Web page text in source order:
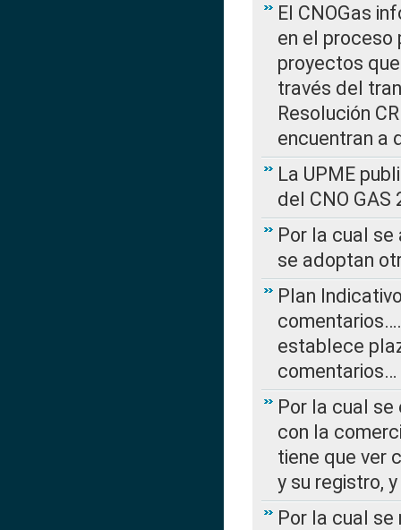
El CNOGas
en el proceso
proyectos
través del
Resolución
encuentran a
La UPME
del CNO
Por la cual
se adoptan
Plan
establece
comentarios…
Por la cual
con la
tiene que ver
y su registro,
Por la cual